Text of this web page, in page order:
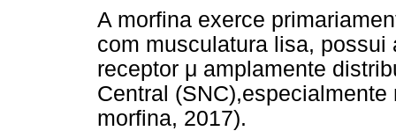
A morfina exerce
com musculatura lisa,
receptor μ amplamente
Central
morfina, 2017).